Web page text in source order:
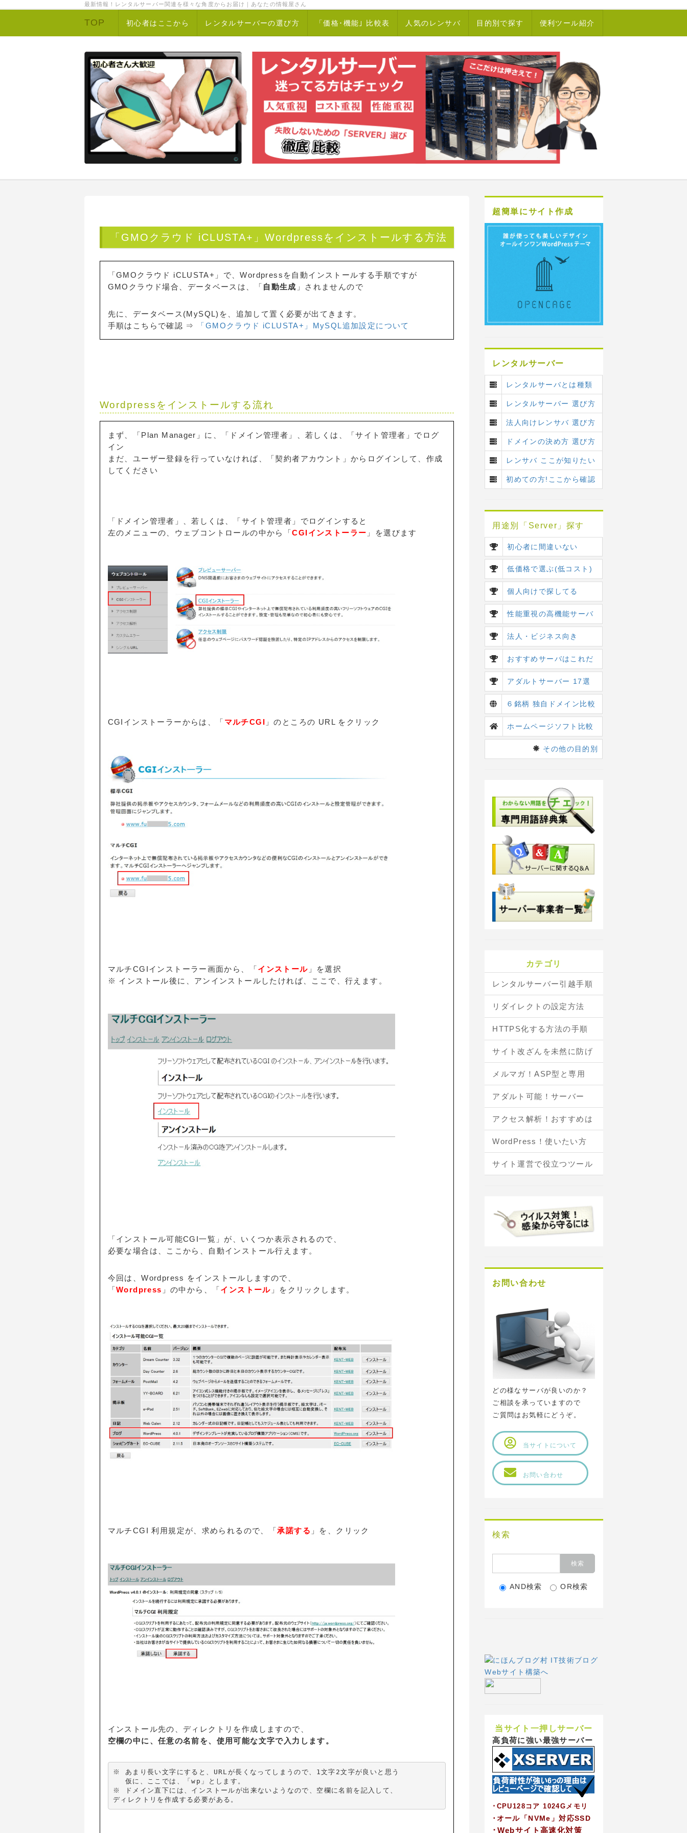
最新情報！レンタルサーバー関連を様々な角度からお届け｜あなたの情報屋さん
TOP 初心者はここから レンタルサーバーの選び方 「価格･機能｣ 比較表 人気のレンサバ 目的別で探す 便利ツール紹介
「GMOクラウド iCLUSTA+」Wordpressをインストールする方法
「GMOクラウド iCLUSTA+」で、Wordpressを自動インストールする手順ですが
GMOクラウド場合、データベースは、「 自動生成 」されませんので
先に、データベース(MySQL)を、追加して置く必要が出てきます。
手順はこちらで確認 ⇒
「GMOクラウド iCLUSTA+」MySQL追加設定について
Wordpressをインストールする流れ
まず、「Plan Manager」に、「ドメイン管理者」、若しくは、「サイト管理者」でログ
イン
まだ、ユーザー登録を行っていなければ、「契約者アカウント」からログインして、作成
してください
「ドメイン管理者」、若しくは、「サイト管理者」でログインすると
左のメニューの、ウェブコントロールの中から「CGIインストーラー 」を選びます
CGIインストーラーからは、「 マルチCGI 」のところの URL をクリック
マルチCGIインストーラー画面から、「インストール 」を選択
※ インストール後に、アンインストールしたければ、ここで、行えます。
「インストール可能CGI一覧」が、いくつか表示されるので、
必要な場合は、ここから、自動インストール行えます。
今回は、Wordpress をインストールしますので、
「Wordpress 」の中から、「インストール 」をクリックします。
マルチCGI 利用規定が、求められるので、「承諾する 」を、クリック
インストール先の、ディレクトリを作成しますので、
空欄の中に、任意の名前を、使用可能な文字で入力します。
※ あまり長い文字にすると、URLが長くなってしまうので、1文字2文字が良いと思う
仮に、ここでは、「wp」とします。
※ ドメイン直下には、インストールが出来ないようなので、空欄に名前を記入して、
ディレクトリを作成する必要がある。
超簡単にサイト作成
レンタルサーバー
レンタルサーバとは種類
レンタルサーバー 選び方
法人向けレンサバ 選び方
ドメインの決め方 選び方
レンサバ ここが知りたい
初めての方!ここから確認
用途別「Server」探す
初心者に間違いない
低価格で選ぶ(低コスト)
個人向けで探してる
性能重視の高機能サーバ
法人・ビジネス向き
おすすめサーバはこれだ
アダルトサーバー 17選
６銘柄 独自ドメイン比較
ホームページソフト比較
その他の目的別
カテゴリ
レンタルサーバー引越手順
リダイレクトの設定方法
HTTPS化する方法の手順
サイト改ざんを未然に防げ
メルマガ！ASP型と専用
アダルト可能！サーバー
アクセス解析！おすすめは
WordPress！使いたい方
サイト運営で役立つツール
お問い合わせ
どの様なサーバが良いのか？
ご相談を承っていますので
ご質問はお気軽にどうぞ。
当サイトについて
お問い合わせ
検索
AND検索 OR検索
当サイト一押しサーバー
高負荷に強い最強サーバー
･CPU128コア 1024Gメモリ
･オール「NVMe」対応SSD
･Webサイト高速化対策